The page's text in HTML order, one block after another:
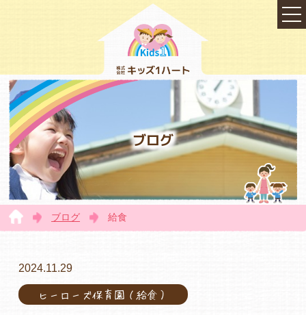
会社概要
ブログ
ブログ 給食
2024.11.29
ヒーローズ保育園（給食）